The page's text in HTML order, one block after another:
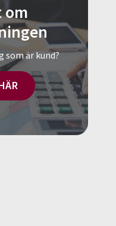
om
som är kund?